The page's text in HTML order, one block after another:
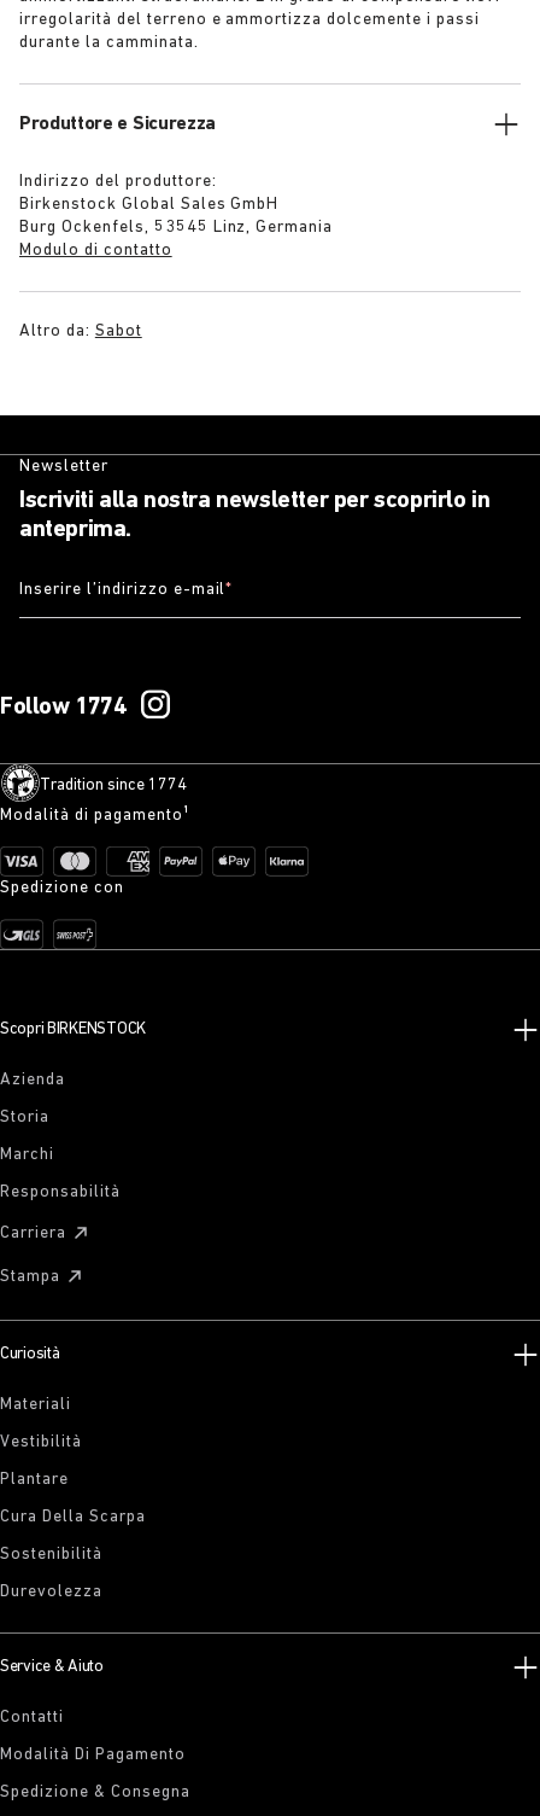
irregolarità del terreno e ammortizza dolcemente i passi
durante la camminata.
Produttore e Sicurezza
Indirizzo del produttore:
Birkenstock Global Sales GmbH
Burg Ockenfels, 53545 Linz, Germania
Modulo di contatto
Altro da: Sabot
Newsletter
Iscriviti alla nostra newsletter per scoprirlo in
anteprima.
Inserire l’indirizzo e-mail*
Follow 1774
Tradition since 1774
Modalità di pagamento¹
Spedizione con
Scopri BIRKENSTOCK
Azienda
Storia
Marchi
Responsabilità
Carriera
Stampa
Curiosità
Materiali
Vestibilità
Plantare
Cura Della Scarpa
Sostenibilità
Durevolezza
Service & Aiuto
Contatti
Modalità Di Pagamento
Spedizione & Consegna